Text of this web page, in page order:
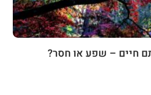
חיים – שפע או חסר?